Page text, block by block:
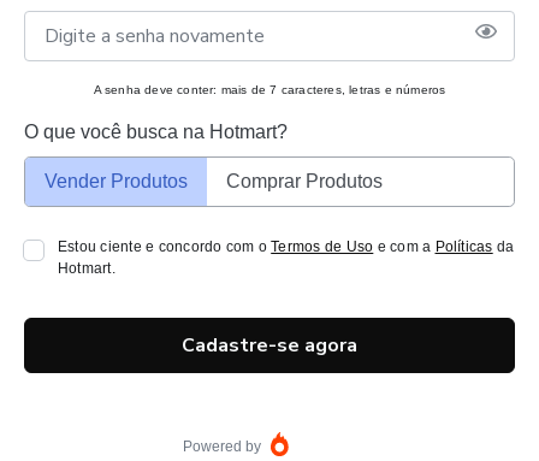
A senha deve conter: mais de 7 caracteres, letras e números
O que você busca na Hotmart?
Vender Produtos Comprar Produtos
Estou ciente e concordo com oTermos de Uso e com a Políticas da
Hotmart.
Cadastre-se agora
Powered by